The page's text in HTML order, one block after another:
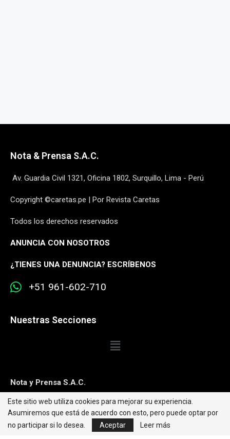
Nota & Prensa S.A.C.
Av. Guardia Civil 1321, Oficina 1802, Surquillo, Lima - Perú
Copyright ©caretas.pe | Por Revista Caretas
Todos los derechos reservados
ANUNCIA CON NOSOTROS
¿TIENES UNA DENUNCIA? ESCRÍBENOS
+51 961-602-710
Nuestras Secciones
Nota y Prensa S.A.C.
Contacto:editorweb@caretas.com.pe
Síguenos:
Este sitio web utiliza cookies para mejorar su experiencia.
Asumiremos que está de acuerdo con esto, pero puede optar por
no participar si lo desea.
Aceptar Leer más